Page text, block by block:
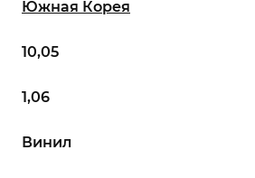
10,05
1,06
Винил
Южная Корея